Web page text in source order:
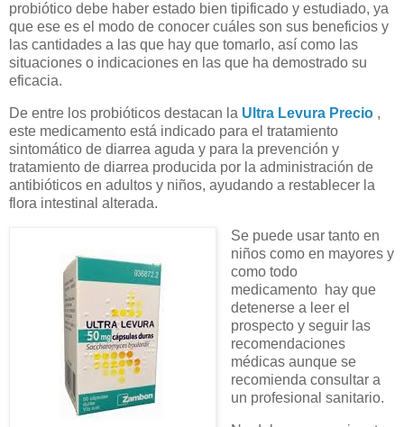
probiótico debe haber estado bien tipificado y estudiado, ya
que ese es el modo de conocer cuáles son sus beneficios y
las cantidades a las que hay que tomarlo, así como las
situaciones o indicaciones en las que ha demostrado su
eficacia.
De entre los probióticos destacan la Ultra Levura Precio ,
este medicamento está indicado para el tratamiento
sintomático de diarrea aguda y para la prevención y
tratamiento de diarrea producida por la administración de
antibióticos en adultos y niños, ayudando a restablecer la
flora intestinal alterada.
Se puede usar tanto en
niños como en mayores y
como todo
medicamento hay que
detenerse a leer el
prospecto y seguir las
recomendaciones
médicas aunque se
recomienda consultar a
un profesional sanitario.